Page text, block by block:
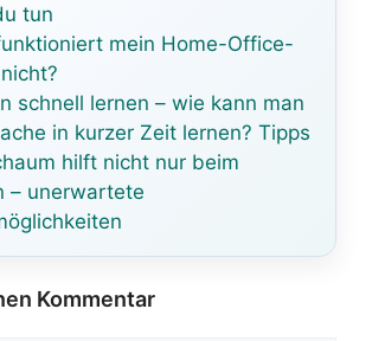
tun
mein Home-Office-
schnell lernen – wie kann man
in kurzer Zeit lernen? Tipps
hilft nicht nur beim
– unerwartete
Kommentar